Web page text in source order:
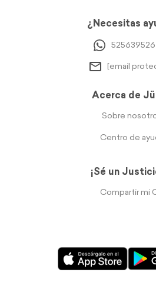
¿Necesitas
[email
Acerca de
Sobre
Centro de
¡Sé un
Compartir mi